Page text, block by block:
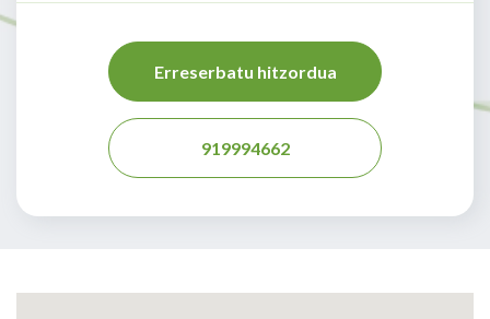
Erreserbatu hitzordua
919994662